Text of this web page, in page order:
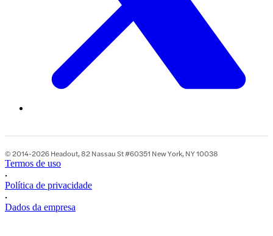
© 2014-2026 Headout, 82 Nassau St #60351 New York, NY 10038
Termos de uso
•
Política de privacidade
•
Dados da empresa